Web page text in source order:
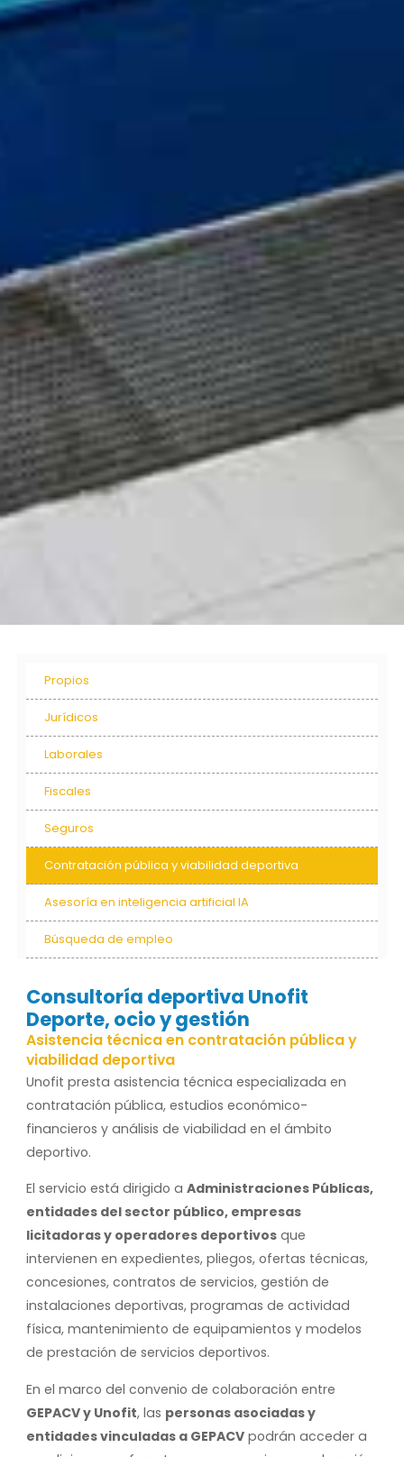
Propios
Jurídicos
Laborales
Fiscales
Seguros
Contratación pública y viabilidad deportiva
Asesoría en inteligencia artificial IA
Búsqueda de empleo
Consultoría deportiva Unofit
Deporte, ocio y gestión
Asistencia técnica en contratación pública y
viabilidad deportiva
Unofit presta asistencia técnica especializada en
contratación pública, estudios económico-
financieros y análisis de viabilidad en el ámbito
deportivo.
El servicio está dirigido a Administraciones Públicas,
entidades del sector público, empresas
licitadoras y operadores deportivosque
intervienen en expedientes, pliegos, ofertas técnicas,
concesiones, contratos de servicios, gestión de
instalaciones deportivas, programas de actividad
física, mantenimiento de equipamientos y modelos
de prestación de servicios deportivos.
En el marco del convenio de colaboración entre
GEPACV y Unofit, las personas asociadas y
entidades vinculadas a GEPACVpodrán acceder a